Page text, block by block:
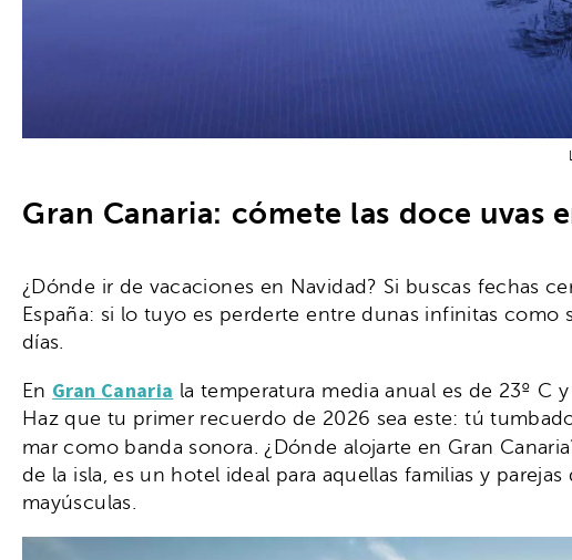
Gran Canaria: cómete las doce uvas
¿Dónde ir de vacaciones en Navidad? Si buscas fechas
España: si lo tuyo es perderte entre dunas infinitas
días.
En Gran Canaria la temperatura media anual es de 23º C
Haz que tu primer recuerdo de 2026 sea este: tú
mar como banda sonora. ¿Dónde alojarte en Gran
de la isla, es un hotel ideal para aquellas familias y
mayúsculas.